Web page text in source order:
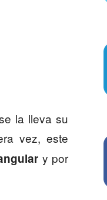
la lleva su
vez, este
y por